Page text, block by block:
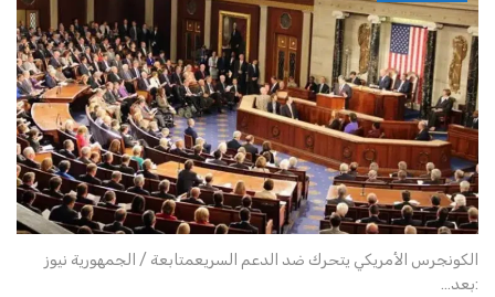
الكونجرس الأمريكي يتحرك ضد الدعم السريعمتابعة / الجمهورية نيوز
:بعد…